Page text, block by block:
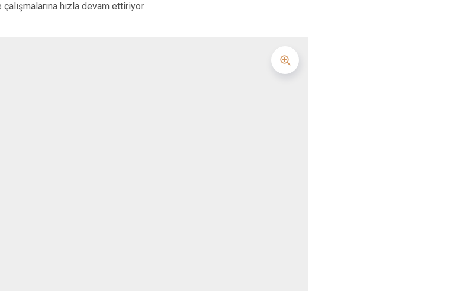
hızla devam ettiriyor.